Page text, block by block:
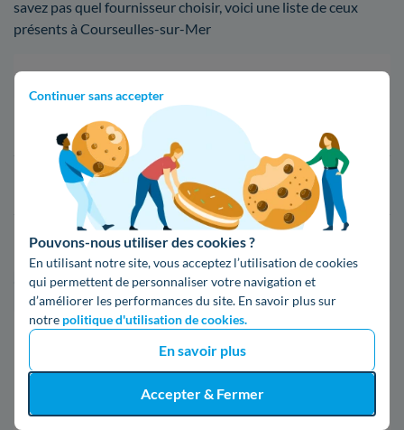
Continuer sans accepter
Pouvons-nous utiliser des cookies ?
En utilisant notre site, vous acceptez l’utilisation de cookies
qui permettent de personnaliser votre navigation et
d’améliorer les performances du site. En savoir plus sur
notre politique d'utilisation de cookies.
En savoir plus
Accepter & Fermer
savez pas quel fournisseur choisir, voici une liste de ceux
présents à Courseulles-sur-Mer
Fournisseur Prix du kWh*
16,400000000000002 c€/kWh
*Prix TTC pour un forfait base d’une puissance de 6 kVA
Infos / souscriptions
(appel non surtaxé)
09 78 46 71 74